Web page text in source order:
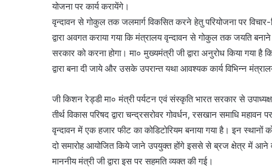
योजना पर कार्य करायेंगे।
वृन्दावन से गोकुल तक जलमार्ग विकसित करने हेतु परियोजना पर विचार-
द्वारा अवगत कराया गया कि मंत्रालय वृन्दावन से गोकुल तक जयति
सरकार को करना होगा। मा० मुख्यमंत्री जी द्वारा अनुरोध किया गया
द्वारा बना दी जाये और उसके उपरान्त यथा आवश्यक कार्य विभिन्न
जी किशन रेड्डी मा० मंत्री पर्यटन एवं संस्कृति भारत सरकार से
तीर्थ विकास परिषद द्वारा चन्द्रसरोवर गोवर्धन, रसखान समाधि
वृन्दावन में एक हजार फीट का कोडिटोरियम बनाया गया है। इन
दो समारोह आयोजित किये जाने उपयुक्त होंगे इससे से ब्रज क्षेत्र में आने
माननीय मंत्री जी द्वारा इस पर सहमति व्यक्त की गई।